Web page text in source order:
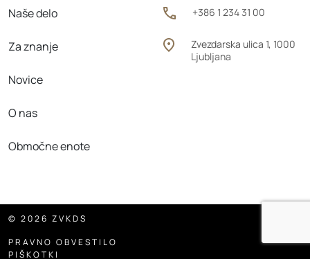
+386 1 234 31 00
Zvezdarska ulica 1, 1000
Ljubljana
Naše delo
Za znanje
Novice
O nas
Območne enote
© 2026 ZVKDS
PRAVNO OBVESTILO
PIŠKOTKI